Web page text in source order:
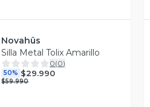
Novahûs
Silla Metal Tolix Amarillo
0(0)
50% $29.990
$59.990